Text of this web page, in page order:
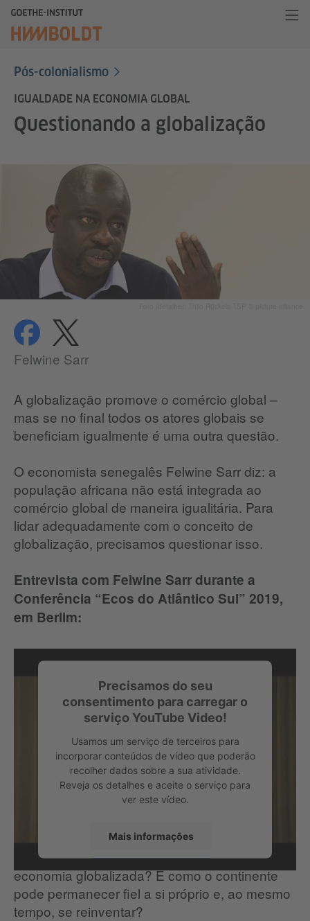
Pós-colonialismo
IGUALDADE NA ECONOMIA GLOBAL
Questionando a globalização
compartilharcompartilhar
Felwine Sarr
A globalização promove o comércio global –
mas se no final todos os atores globais se
beneficiam igualmente é uma outra questão.
O economista senegalês Felwine Sarr diz: a
população africana não está integrada ao
comércio global de maneira igualitária. Para
lidar adequadamente com o conceito de
globalização, precisamos questionar isso.
Entrevista com Felwine Sarr durante a
Conferência “Ecos do Atlântico Sul” 2019,
em Berlim:
Precisamos do seu
consentimento para carregar o
serviço YouTube Video!
Usamos um serviço de terceiros para
incorporar conteúdos de vídeo que poderão
recolher dados sobre a sua atividade.
Reveja os detalhes e aceite o serviço para
ver este vídeo.
Mais informações
Aceitar
Que papel a África pode desempenhar na
economia globalizada? E como o continente
pode permanecer fiel a si próprio e, ao mesmo
tempo, se reinventar?